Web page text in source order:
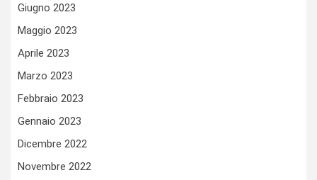
Giugno 2023
Maggio 2023
Aprile 2023
Marzo 2023
Febbraio 2023
Gennaio 2023
Dicembre 2022
Novembre 2022